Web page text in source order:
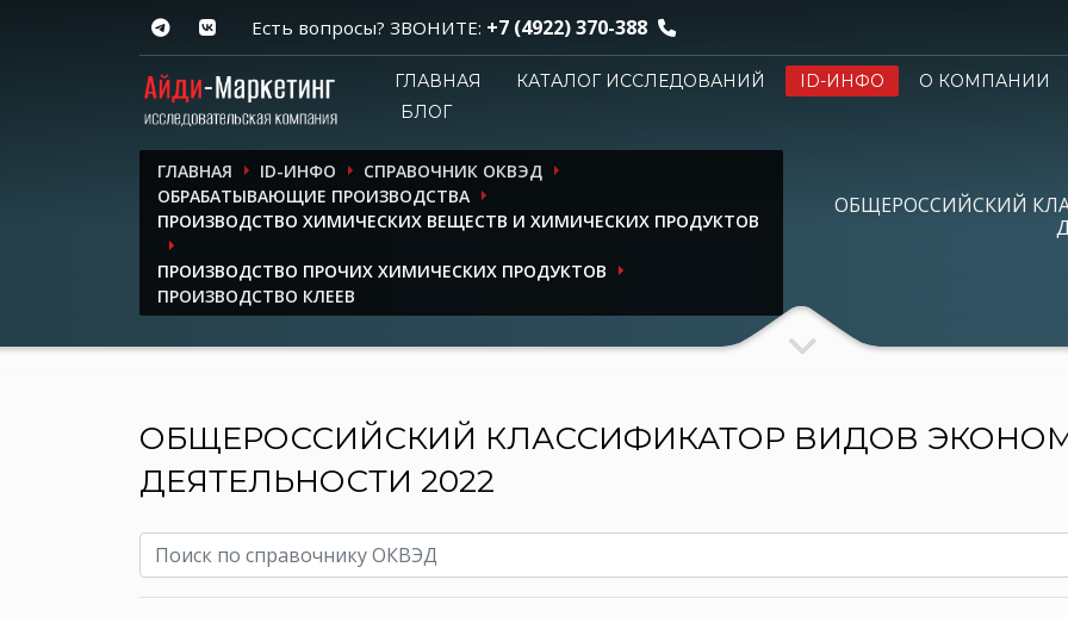
Есть вопросы? ЗВОНИТЕ: +7 (4922) 370-388
ГЛАВНАЯ КАТАЛОГ ИССЛЕДОВАНИЙ ID-ИНФО О КОМПАНИИ
БЛОГ
ГЛАВНАЯ ID-ИНФО
СПРАВОЧНИК ОКВЭД
ОБРАБАТЫВАЮЩИЕ ПРОИЗВОДСТВА
ПРОИЗВОДСТВО ХИМИЧЕСКИХ ВЕЩЕСТВ И ХИМИЧЕСКИХ ПРОДУКТОВ
ПРОИЗВОДСТВО ПРОЧИХ ХИМИЧЕСКИХ ПРОДУКТОВ
ПРОИЗВОДСТВО КЛЕЕВ
ОБЩЕРОССИЙСКИЙ
ОБЩЕРОССИЙСКИЙ КЛАССИФИКАТОР ВИДОВ
ДЕЯТЕЛЬНОСТИ 2022